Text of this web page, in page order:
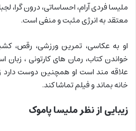
ملیسا فردی آرام، احساساتی، درون گرا،
معتقد به انرژی مثبت و منفی است.
او به عکاسی، تمرین ورزشی، رقص،
خواندن کتاب، رمان های کارتونی ، زبان
علاقه مند است او همچنین دوست دارد
خانه بماند و فیلم تماشا کند.
زیبایی از نظر ملیسا پاموک